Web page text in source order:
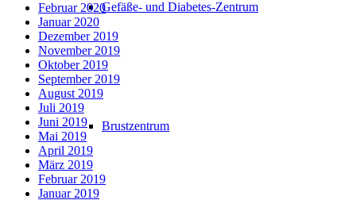
Gefäße- und Diabetes-Zentrum
Brustzentrum
Februar 2020
Januar 2020
Dezember 2019
November 2019
Oktober 2019
September 2019
August 2019
Juli 2019
Juni 2019
Mai 2019
April 2019
März 2019
Februar 2019
Januar 2019